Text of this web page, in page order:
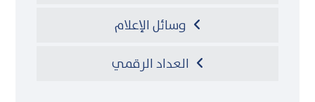
وسائل الإعلام
العداد الرقمي